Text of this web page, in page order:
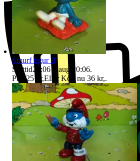
Smurf figur B
Sluttid20:06 9 aug 20:06.
Pris:25 kr,Eller Köp nu 36 kr,.